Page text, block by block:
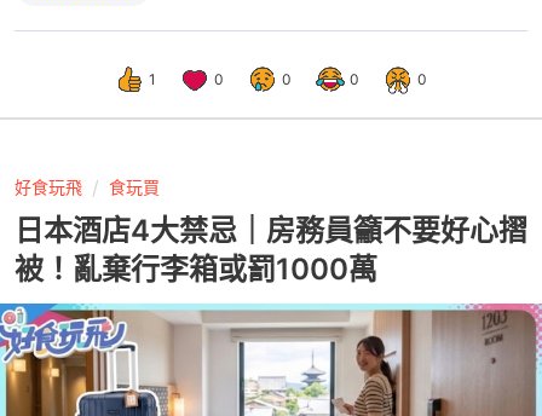
1 0 0 0 0
好食玩飛 食玩買
日本酒店4大禁忌｜房務員籲不要好心摺
被！亂棄行李箱或罰1000萬